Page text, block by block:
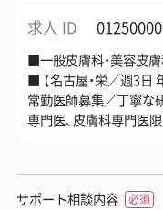
求人 ID
■一般皮膚科・美容皮
■ 【名古屋・栄／週3日
常勤医師募集／丁寧な
専門医、皮膚科専門医
サポート相談内容